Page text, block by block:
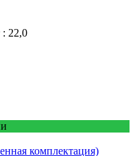
: 22,0